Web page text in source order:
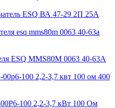
ESQ ВА 47-29 2П 25А
ESQ MMS80M 0063 40-63А
100 2,2-3,7 кВт 100 Ом